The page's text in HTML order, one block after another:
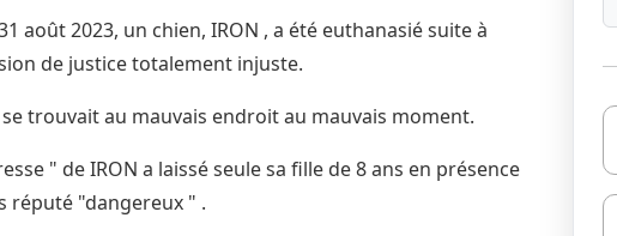
août 2023, un chien, IRON , a été euthanasié suite à
de justice totalement injuste.
se trouvait au mauvais endroit au mauvais moment.
" de IRON a laissé seule sa fille de 8 ans en présence
réputé "dangereux " .